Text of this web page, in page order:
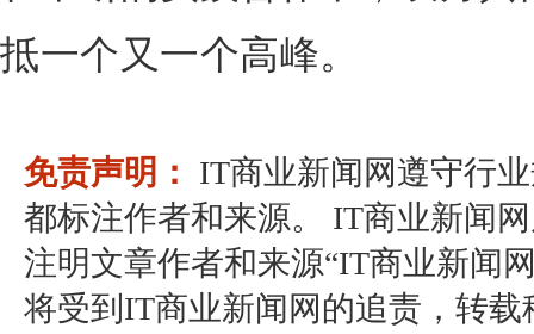
抵一个又一个高峰。
免责声明：
IT商业新闻网遵守行
都标注作者和来源。 IT商业新闻
注明文章作者和来源“IT商业新闻
将受到IT商业新闻网的追责，转